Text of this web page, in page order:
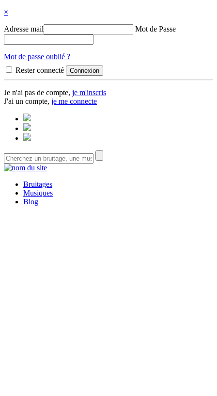
×
Adresse mail Mot de Passe
Mot de passe oublié ?
Rester connecté
Je n'ai pas de compte, je m'inscris
J'ai un compte, je me connecte
Bruitages
Musiques
Blog